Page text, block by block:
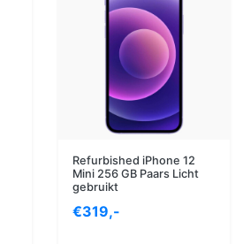
Refurbished iPhone 12
Mini 256 GB Paars Licht
gebruikt
€319,-